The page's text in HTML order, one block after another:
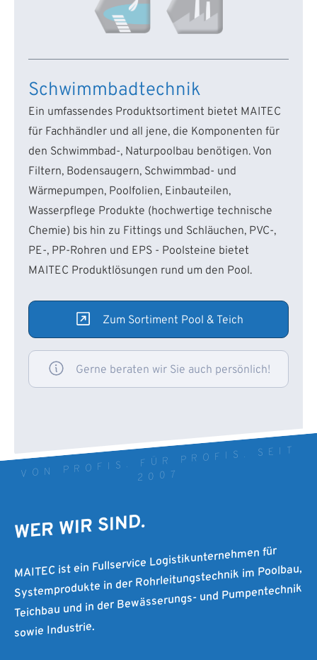
Schwimmbadtechnik
Ein umfassendes Produktsortiment bietet MAITEC
für Fachhändler und all jene, die Komponenten für
den Schwimmbad-, Naturpoolbau benötigen. Von
Filtern, Bodensaugern, Schwimmbad- und
Wärmepumpen, Poolfolien, Einbauteilen,
Wasserpflege Produkte (hochwertige technische
Chemie) bis hin zu Fittings und Schläuchen, PVC-,
PE-, PP-Rohren und EPS - Poolsteine bietet
MAITEC Produktlösungen rund um den Pool.
Zum Sortiment Pool & Teich
Gerne beraten wir Sie auch persönlich!
VON PROFIS. FÜR PROFIS. SEIT
2007
WER WIR SIND.
MAITEC ist ein Fullservice Logistikunternehmen für
Systemprodukte in der Rohrleitungstechnik im Poolbau,
Teichbau und in der Bewässerungs- und Pumpentechnik
sowie Industrie.